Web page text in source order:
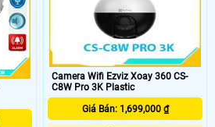
Camera Wifi Ezviz Xoay 360 CS-
C8W Pro 3K Plastic
Giá Bán: 1,699,000 ₫